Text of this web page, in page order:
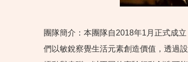
團隊簡介：本團隊自2018年1月正式成
們以敏銳察覺生活元素創造價值，透過